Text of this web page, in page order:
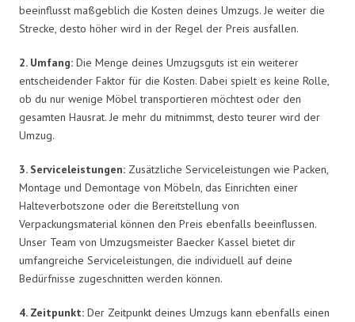
beeinflusst maßgeblich die Kosten deines Umzugs. Je weiter die
Strecke, desto höher wird in der Regel der Preis ausfallen.
2. Umfang: Die Menge deines Umzugsguts ist ein weiterer
entscheidender Faktor für die Kosten. Dabei spielt es keine Rolle,
ob du nur wenige Möbel transportieren möchtest oder den
gesamten Hausrat. Je mehr du mitnimmst, desto teurer wird der
Umzug.
3. Serviceleistungen: Zusätzliche Serviceleistungen wie Packen,
Montage und Demontage von Möbeln, das Einrichten einer
Halteverbotszone oder die Bereitstellung von
Verpackungsmaterial können den Preis ebenfalls beeinflussen.
Unser Team von Umzugsmeister Baecker Kassel bietet dir
umfangreiche Serviceleistungen, die individuell auf deine
Bedürfnisse zugeschnitten werden können.
4. Zeitpunkt: Der Zeitpunkt deines Umzugs kann ebenfalls einen